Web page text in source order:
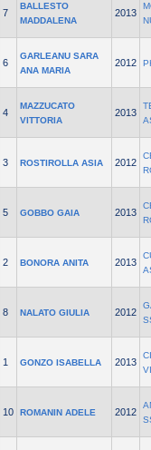
7
BALLESTO
MADDALENA
2013
6
GARLEANU SARA
ANA MARIA
2012
4
MAZZUCATO
VITTORIA
2013
3 ROSTIROLLA ASIA 2012
5 GOBBO GAIA 2013
2 BONORA ANITA 2013
8 NALATO GIULIA 2012
1 GONZO ISABELLA 2013
10 ROMANIN ADELE 2012